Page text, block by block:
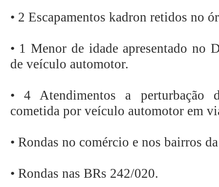
• 2 Escapamentos kadron retidos no
• 1 Menor de idade apresentado no
de veículo automotor.
• 4 Atendimentos a perturbação
cometida por veículo automotor em
• Rondas no comércio e nos bairros
• Rondas nas BRs 242/020.